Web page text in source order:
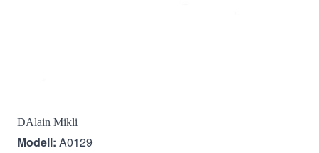
DAlain Mikli
Modell: A0129